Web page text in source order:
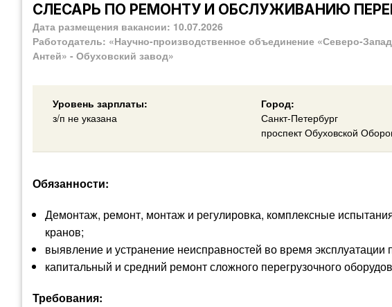
СЛЕСАРЬ ПО РЕМОНТУ И ОБСЛУЖИВАНИЮ
Дата размещения вакансии: 10.07.2026
Работодатель: «Научно-производственное объединение «Северо-
Антей» - Обуховский завод»
Уровень зарплаты:
з/п не указана
Город:
Санкт-Петербург
проспект Обуховской
Обязанности:
Демонтаж, ремонт, монтаж и регулировка, комплексные
кранов;
выявление и устранение неисправностей во время
капитальный и средний ремонт сложного перегрузочного
Требования: